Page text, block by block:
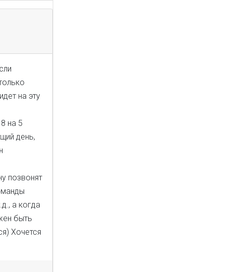
на эту
на 5
день,
позвонят
а когда
быть
Хочется